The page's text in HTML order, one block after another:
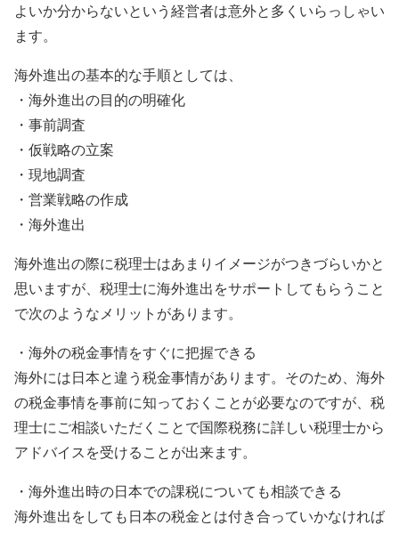
よいか分からないという経営者は意外と多くいらっしゃい
ます。
海外進出の基本的な手順としては、
・海外進出の目的の明確化
・事前調査
・仮戦略の立案
・現地調査
・営業戦略の作成
・海外進出
海外進出の際に税理士はあまりイメージがつきづらいかと
思いますが、税理士に海外進出をサポートしてもらうこと
で次のようなメリットがあります。
・海外の税金事情をすぐに把握できる
海外には日本と違う税金事情があります。そのため、海外
の税金事情を事前に知っておくことが必要なのですが、税
理士にご相談いただくことで国際税務に詳しい税理士から
アドバイスを受けることが出来ます。
・海外進出時の日本での課税についても相談できる
海外進出をしても日本の税金とは付き合っていかなければ